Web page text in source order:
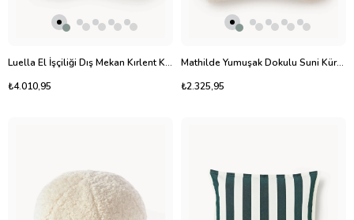
Luella El İşçiliği Dış Mekan Kırlent Kılıfı 50x50 cm Terakota
₺4.010,95
Mathilde Yumuşak Dokulu Suni Kürk Kırlent Kılıfı 40x40 cm
₺2.325,95